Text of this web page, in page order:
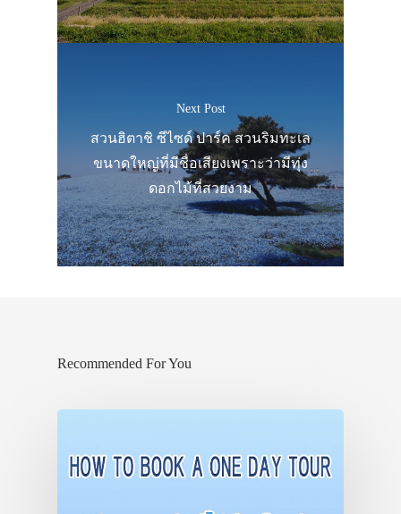
Next Post
สวนฮิตาชิ ซีไซด์ ปาร์ค สวนริมทะเล
ขนาดใหญ่ที่มีชื่อเสียงเพราะว่ามีทุ่ง
ดอกไม้ที่สวยงาม
Recommended For You
รถบัส